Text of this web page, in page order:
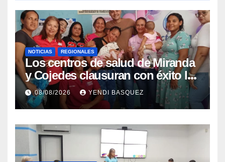
NOTICIAS REGIONALES
Los centros de salud de Miranda
y Cojedes clausuran con éxito la
Semana Mundial de la Lactancia
Materna
08/08/2026 YENDI BASQUEZ